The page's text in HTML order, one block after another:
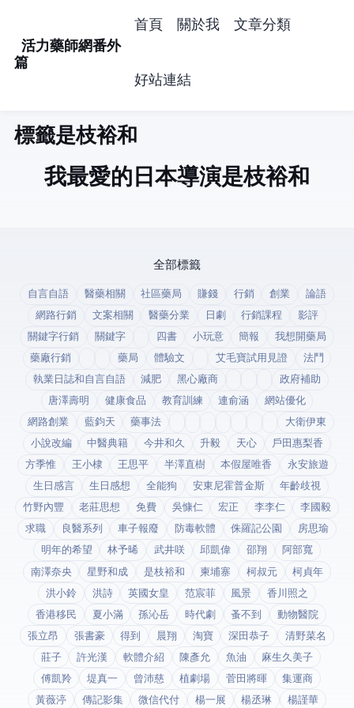
活力藥師網番外
篇
首頁 關於我 文章分類
好站連結
標籤: 是枝裕和 (1)
我最愛的日本導演是枝裕和
全部標籤
自言自語 醫藥相關 社區藥局 賺錢 行銷 創業
論語
網路行銷
文案相關 醫藥分業 日劇 行銷課程
影評
關鍵字行銷
關鍵字 四書 小玩意 簡報
我想開藥局
藥廠行銷
藥局 體驗文 艾毛寶試用見證
法鬥
執業日誌和自言自語
減肥 黑心廠商
政府補助
唐澤壽明
健康食品 教育訓練 連俞涵
網站優化
網路創業
藍鈞天 藥事法
大衛伊東
小說改編
中醫典籍 今井和久 升毅 天心
戶田惠梨香
方季惟
王小棣 王思平 半澤直樹 本假屋唯香
永安旅遊
生日感言
生日感想 全能狗 安東尼霍普金斯
年齡歧視
竹野內豐
老莊思想 免費 吳慷仁 宏正 李李仁
李國毅
求職
良醫系列 車子報廢 防毒軟體 侏羅記公園
房思瑜
明年的希望
林予晞 武井咲 邱凱偉 邵翔
阿部寬
南澤奈央
星野和成 是枝裕和 柬埔寨 柯叔元
柯貞年
洪小鈴
洪詩 英國女皇 范宸菲 風景
香川照之
香港移民
夏小滿 孫沁岳 時代劇 蚤不到
動物醫院
張立昂
張書豪 得到app 晨翔 淘寶 深田恭子
清野菜名
莊子
許光漢 軟體介紹 陳彥允 魚油
麻生久美子
傅凱羚
堤真一 曾沛慈 植劇場 菅田將暉
集運商
黃薇渟
傳記影集 微信代付 楊一展 楊丞琳 楊謹華